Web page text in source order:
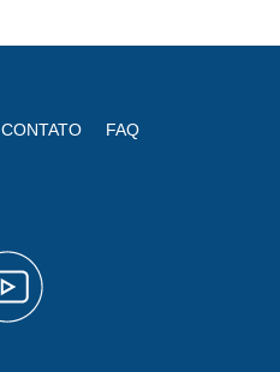
CONTATO FAQ